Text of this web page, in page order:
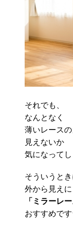
それでも、
なんとなく
薄いレース
見えないか
気になって
そういうと
外から見え
「ミラーレ
おすすめで